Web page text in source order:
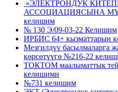
«ЭЛЕКТРОНДУК
АССОЦИАЦИЯСЫНА
келишим
№ 130 Э/09-03-22 Келишим
ИРБИС 64+ кызматтарын
Мезгилдүү басылмаларга
көрсөтүүгө №216-22
ТОКТОМ маалыматтык
келишими
№731 келишим